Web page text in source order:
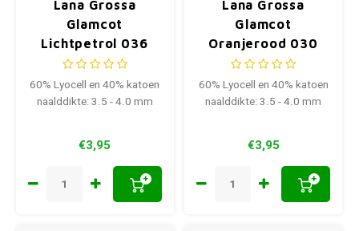
Lana Grossa
Glamcot
Lichtpetrol 036
60% Lyocell en 40% katoen
naalddikte: 3.5 - 4.0 mm
€3,95
+
Lana Grossa
Glamcot
Oranjerood 030
60% Lyocell en 40% katoen
naalddikte: 3.5 - 4.0 mm
€3,95
+